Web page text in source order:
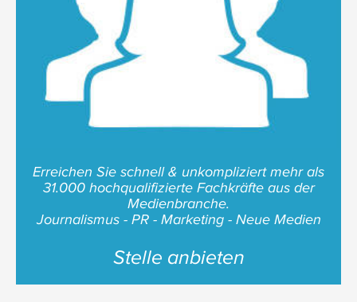
Erreichen Sie schnell & unkompliziert mehr als
31.000 hochqualifizierte Fachkräfte aus der
Medienbranche.
Journalismus - PR - Marketing - Neue Medien
Stelle anbieten